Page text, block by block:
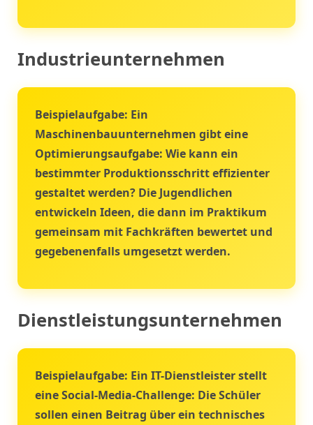
Industrieunternehmen
Beispielaufgabe: Ein
Maschinenbauunternehmen gibt eine
Optimierungsaufgabe: Wie kann ein
bestimmter Produktionsschritt effizienter
gestaltet werden? Die Jugendlichen
entwickeln Ideen, die dann im Praktikum
gemeinsam mit Fachkräften bewertet und
gegebenenfalls umgesetzt werden.
Dienstleistungsunternehmen
Beispielaufgabe: Ein IT-Dienstleister stellt
eine Social-Media-Challenge: Die Schüler
sollen einen Beitrag über ein technisches